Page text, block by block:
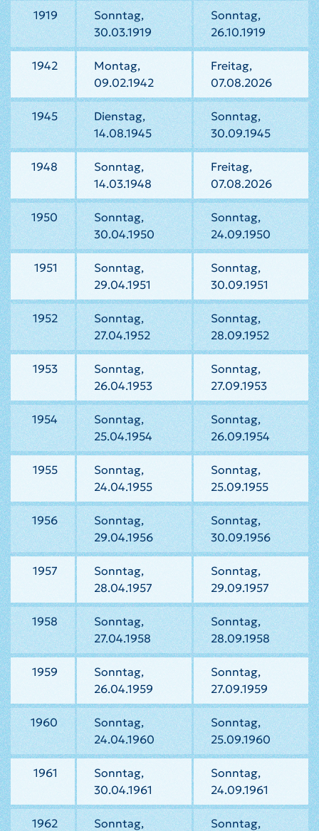
1919
Sonntag,
30.03.1919
Sonntag,
26.10.1919
1942
Montag,
09.02.1942
Freitag,
07.08.2026
1945
Dienstag,
14.08.1945
Sonntag,
30.09.1945
1948
Sonntag,
14.03.1948
Freitag,
07.08.2026
1950
Sonntag,
30.04.1950
Sonntag,
24.09.1950
1951
Sonntag,
29.04.1951
Sonntag,
30.09.1951
1952
Sonntag,
27.04.1952
Sonntag,
28.09.1952
1953
Sonntag,
26.04.1953
Sonntag,
27.09.1953
1954
Sonntag,
25.04.1954
Sonntag,
26.09.1954
1955
Sonntag,
24.04.1955
Sonntag,
25.09.1955
1956
Sonntag,
29.04.1956
Sonntag,
30.09.1956
1957
Sonntag,
28.04.1957
Sonntag,
29.09.1957
1958
Sonntag,
27.04.1958
Sonntag,
28.09.1958
1959
Sonntag,
26.04.1959
Sonntag,
27.09.1959
1960
Sonntag,
24.04.1960
Sonntag,
25.09.1960
1961
Sonntag,
30.04.1961
Sonntag,
24.09.1961
1962
Sonntag,
Sonntag,